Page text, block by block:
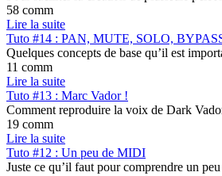
58 comm
Lire la suite
Tuto #14 : PAN, MUTE, SOLO,
Quelques concepts de base qu’il est
11 comm
Lire la suite
Tuto #13 : Marc Vador !
Comment reproduire la voix de Dark
19 comm
Lire la suite
Tuto #12 : Un peu de MIDI
Juste ce qu’il faut pour comprendre un